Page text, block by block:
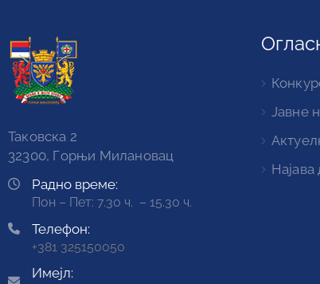
Таковска 2
32300, Горњи Милановац
Радно време:
Пон – Пет: 7.30 ч. – 15.30 ч.
Телефон:
+381 325150050
Имејл:
Јавне
Најава